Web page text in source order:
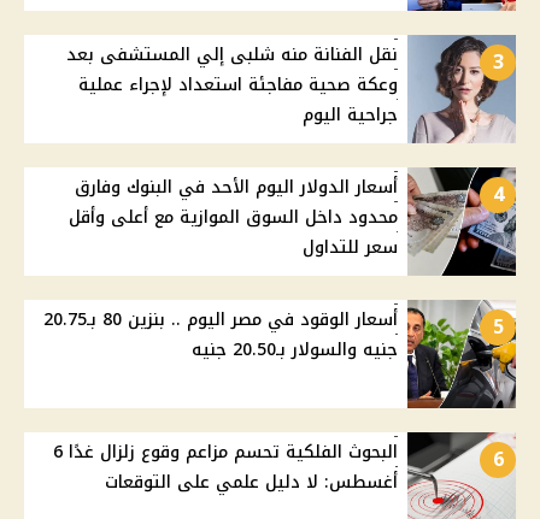
3
نقل الفنانة منه شلبى إلي المستشفى بعد
وعكة صحية مفاجئة استعداد لإجراء عملية
جراحية اليوم
4
أسعار الدولار اليوم الأحد في البنوك وفارق
محدود داخل السوق الموازية مع أعلى وأقل
سعر للتداول
5
أسعار الوقود في مصر اليوم .. بنزين 80 بـ20.75
جنيه والسولار بـ20.50 جنيه
6
البحوث الفلكية تحسم مزاعم وقوع زلزال غدًا 6
أغسطس: لا دليل علمي على التوقعات